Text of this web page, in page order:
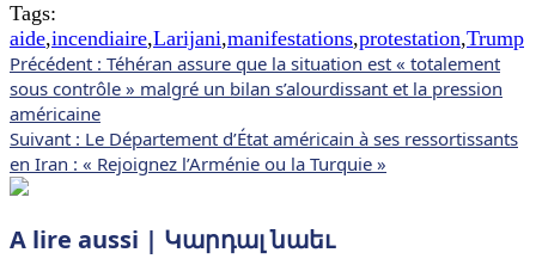
Tags:
aide,incendiaire,Larijani,manifestations,protestation,Trump
Navigation
d’article
Précédent : Téhéran assure que la situation est « totalement
sous contrôle » malgré un bilan s’alourdissant et la pression
américaine
Suivant : Le Département d’État américain à ses ressortissants
en Iran : « Rejoignez l’Arménie ou la Turquie »
A lire aussi | Կարդալ նաեւ